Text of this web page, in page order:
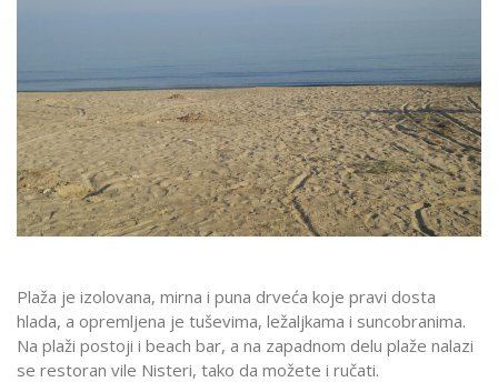
Plaža je izolovana, mirna i puna drveća koje pravi dosta
hlada, a opremljena je tuševima, ležaljkama i suncobranima.
Na plaži postoji i beach bar, a na zapadnom delu plaže nalazi
se restoran vile Nisteri, tako da možete i ručati.